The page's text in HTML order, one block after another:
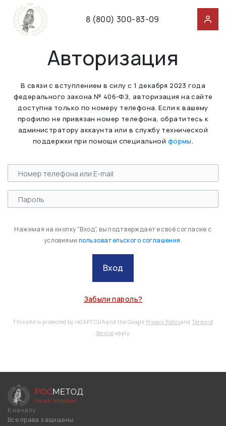
8 (800) 300-83-09
Авторизация
В связи с вступлением в силу с 1 декабря 2023 года
федерального закона № 406-ФЗ, авторизация на сайте
доступна только по номеру телефона. Если к вашему
профилю не привязан номер телефона, обратитесь к
администратору аккаунта или в службу технической
поддержки при помощи специальной формы.
Нажимая на кнопку "Вход", вы подтверждаете своё согласие с
условиями пользовательского соглашения.
Вход
Забыли пароль?
This site is protected by reCAPTCHA and the Google Privacy PolicyandTerms of
Service apply.
К началу
Все права защищены